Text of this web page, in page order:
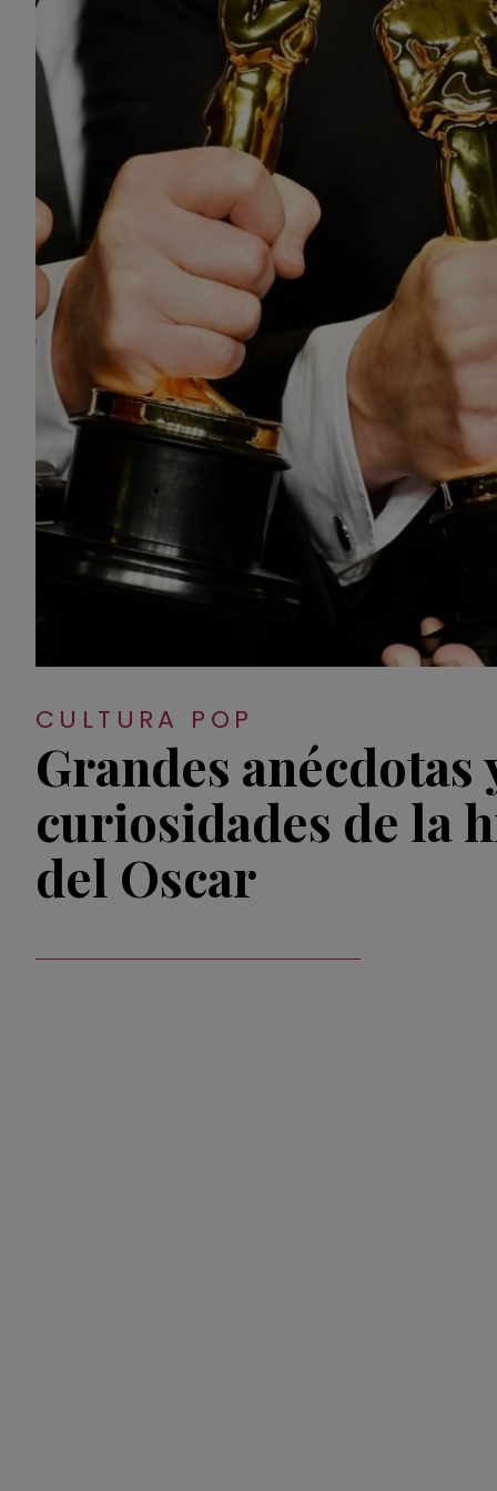
CULTURA POP
Grandes anécdotas
curiosidades de la
del Oscar